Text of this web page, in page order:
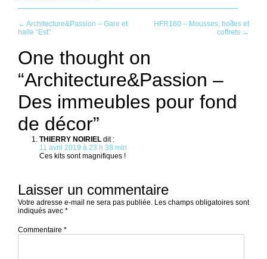
Post
navigation
← Architecture&Passion – Gare et
halle “Est”
HFR160 – Mousses, boîtes et
coffrets →
One thought on
“Architecture&Passion –
Des immeubles pour fond
de décor”
THIERRY NOIRIEL dit :
11 avril 2019 à 23 h 38 min
Ces kits sont magnifiques !
Laisser un commentaire
Votre adresse e-mail ne sera pas publiée. Les champs obligatoires sont
indiqués avec *
Commentaire *